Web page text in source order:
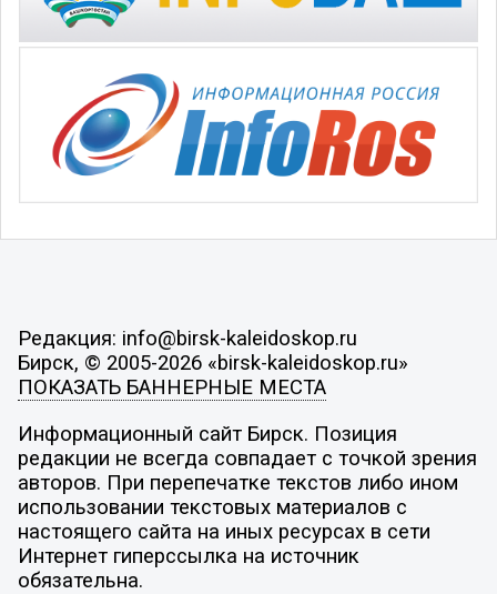
Редакция: info@birsk-kaleidoskop.ru
Бирск, © 2005-2026 «birsk-kaleidoskop.ru»
ПОКАЗАТЬ БАННЕРНЫЕ МЕСТА
Информационный сайт Бирск. Позиция
редакции не всегда совпадает с точкой зрения
авторов. При перепечатке текстов либо ином
использовании текстовых материалов с
настоящего сайта на иных ресурсах в сети
Интернет гиперссылка на источник
обязательна.